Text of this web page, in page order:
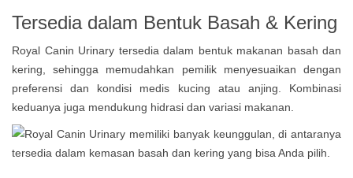
Tersedia dalam Bentuk Basah & Kering
Royal Canin Urinary tersedia dalam bentuk makanan basah dan
kering, sehingga memudahkan pemilik menyesuaikan dengan
preferensi dan kondisi medis kucing atau anjing. Kombinasi
keduanya juga mendukung hidrasi dan variasi makanan.